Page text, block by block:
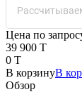
Цена по
39 900 T
0 T
В корзинуВ
Обзор